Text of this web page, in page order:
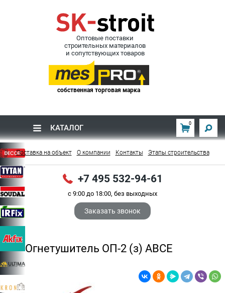
Оптовые поставки
строительных материалов
и сопутствующих товаров
собственная торговая марка
КАТАЛОГ 0
Поставка на объект О компании Контакты Этапы строительства
+7 495 532-94-61
с 9:00 до 18:00, без выходных
Заказать звонок
Огнетушитель ОП-2 (з) АВСЕ